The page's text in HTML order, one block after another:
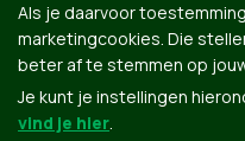
Als je daarvoor
marketingcookies. Die
beter af te stemmen op
Je kunt je instellingen
vind je hier.